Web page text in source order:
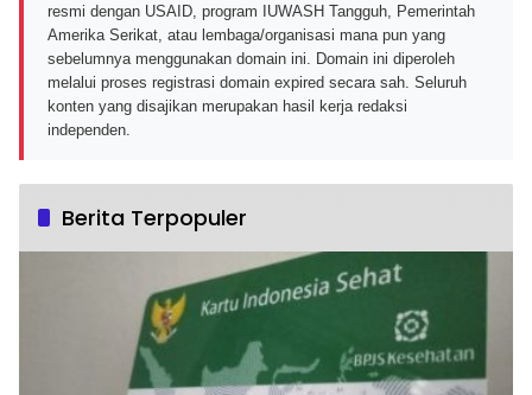
resmi dengan USAID, program IUWASH Tangguh, Pemerintah
Amerika Serikat, atau lembaga/organisasi mana pun yang
sebelumnya menggunakan domain ini. Domain ini diperoleh
melalui proses registrasi domain expired secara sah. Seluruh
konten yang disajikan merupakan hasil kerja redaksi
independen.
Berita Terpopuler